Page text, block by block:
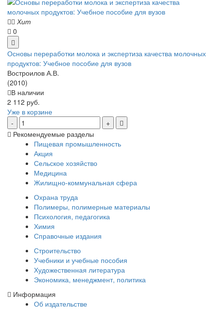
Хит
0
Основы переработки молока и экспертиза качества молочных
продуктов: Учебное пособие для вузов
Востроилов А.В.
(2010)
В наличии
2 112 руб.
Уже в корзине
Рекомендуемые разделы
Пищевая промышленность
Акция
Сельское хозяйство
Медицина
Жилищно-коммунальная сфера
Охрана труда
Полимеры, полимерные материалы
Психология, педагогика
Химия
Справочные издания
Строительство
Учебники и учебные пособия
Художественная литература
Экономика, менеджмент, политика
Информация
Об издательстве